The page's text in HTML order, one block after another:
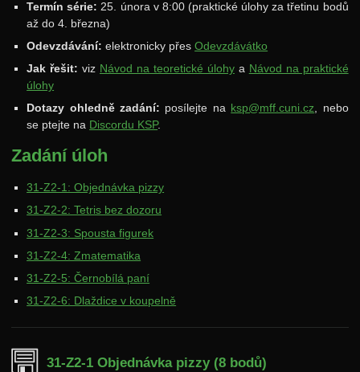
Termín série: 25. února v 8:00 (praktické úlohy za třetinu bodů
až do 4. března)
Odevzdávání: elektronicky přesOdevzdávátko
Jak řešit: viz Návod na teoretické úlohya Návod na praktické
úlohy
Dotazy ohledně zadání: posílejte na ksp@mff.cuni.cz , nebo
se ptejte na Discordu KSP.
Zadání úloh
31-Z2-1: Objednávka pizzy
31-Z2-2: Tetris bez dozoru
31-Z2-3: Spousta figurek
31-Z2-4: Zmatematika
31-Z2-5: Černobílá paní
31-Z2-6: Dlaždice v koupelně
31-Z2-1 Objednávka pizzy (8 bodů)
Archiv starších ročníků
37. ročník: 24/25
36. ročník: 23/24
35. ročník: 22/23
34. ročník: 21/22
33. ročník: 20/21
32. ročník: 19/20
31. ročník: 18/19
Zadání 1. série
Řešení
Výsledky